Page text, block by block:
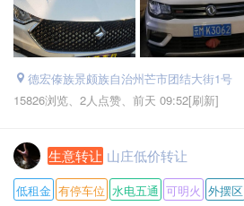
德宏傣族景颇族自治州芒市团结大街1号
15826浏览、 2人点赞、 前天 09:52[刷新]
生意转让 山庄低价转让
低租金 有停车位 水电五通 可明火 外摆区